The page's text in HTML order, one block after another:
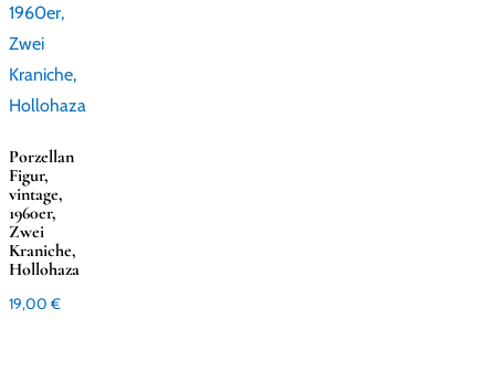
Porzellan
Figur,
vintage,
1960er,
Zwei
Kraniche,
Hollohaza
19,00€